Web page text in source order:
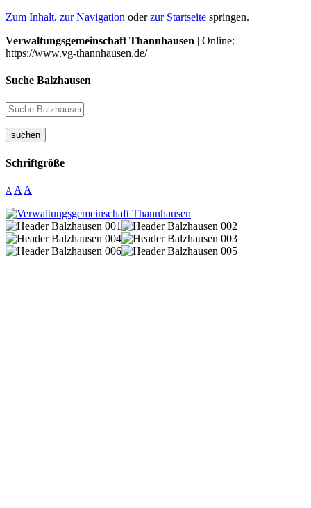
Zum Inhalt, zur Navigation oderzur Startseite springen.
Verwaltungsgemeinschaft Thannhausen | Online:
https://www.vg-thannhausen.de/
Suche Balzhausen
suchen
Schriftgröße
A A A